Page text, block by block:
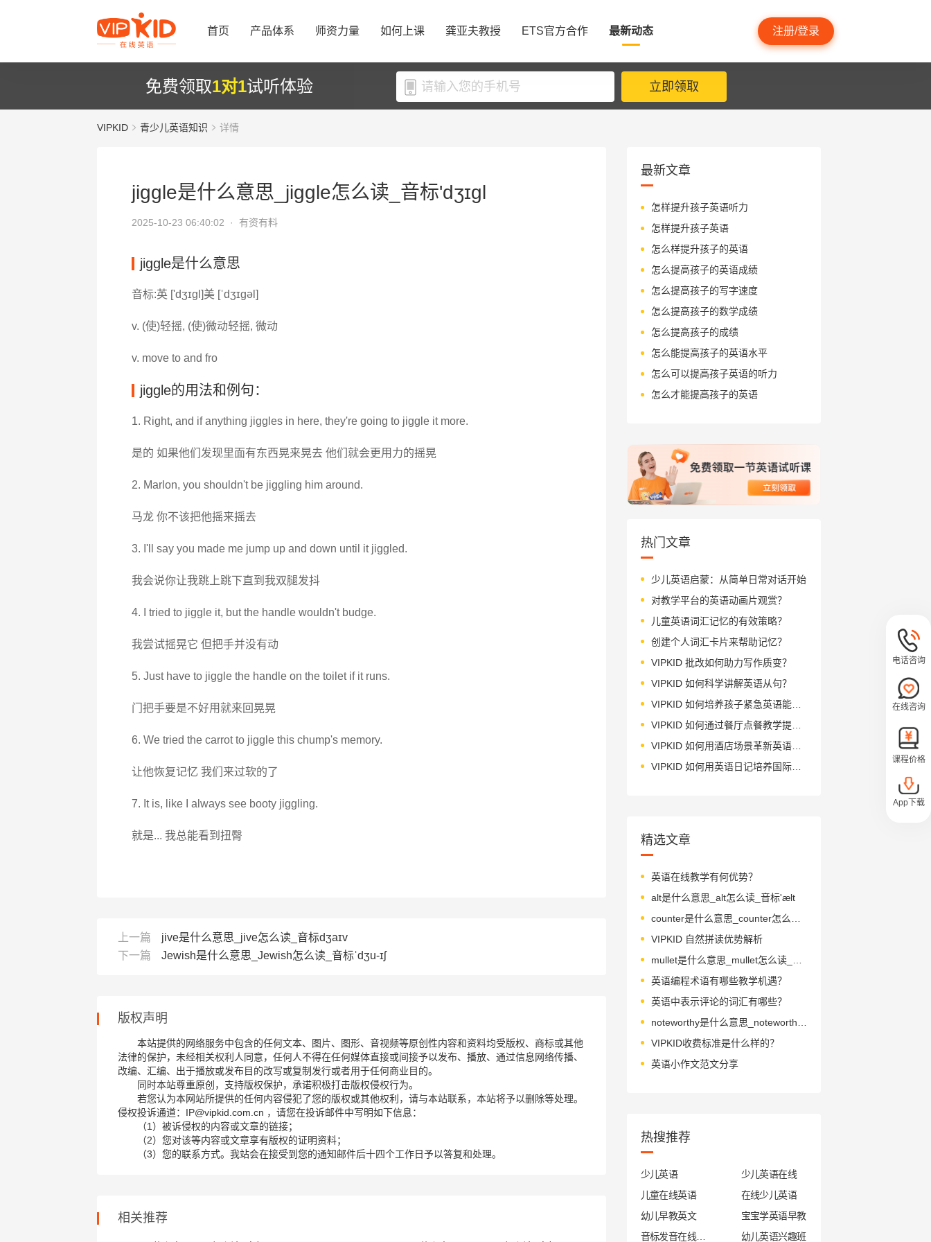
首页 产品体系 师资力量 如何上课 龚亚夫教授 ETS官方合作 最新动态 注册/登录
免费领取1对1试听体验 立即领取
VIPKID 青少儿英语知识 详情
jiggle是什么意思_jiggle怎么读_音标'dʒɪɡl
2025-10-23 06:40:02 · 有资有料
jiggle是什么意思
音标:英 ['dʒɪɡl]美 [ˈdʒɪɡəl]
v. (使)轻摇, (使)微动轻摇, 微动
v. move to and fro
jiggle的用法和例句：
1. Right, and if anything jiggles in here, they're going to jiggle it more.
是的 如果他们发现里面有东西晃来晃去 他们就会更用力的摇晃
2. Marlon, you shouldn't be jiggling him around.
马龙 你不该把他摇来摇去
3. I'll say you made me jump up and down until it jiggled.
我会说你让我跳上跳下直到我双腿发抖
4. I tried to jiggle it, but the handle wouldn't budge.
我尝试摇晃它 但把手并没有动
5. Just have to jiggle the handle on the toilet if it runs.
门把手要是不好用就来回晃晃
6. We tried the carrot to jiggle this chump's memory.
让他恢复记忆 我们来过软的了
7. It is, like I always see booty jiggling.
就是... 我总能看到扭臀
上一篇
jive是什么意思_jive怎么读_音标dʒaɪv
下一篇
Jewish是什么意思_Jewish怎么读_音标ˈdʒu-ɪʃ
版权声明
本站提供的网络服务中包含的任何文本、图片、图形、音视频等原创性内容和资料均受版权、商标或其他
法律的保护，未经相关权利人同意，任何人不得在任何媒体直接或间接予以发布、播放、通过信息网络传播、
改编、汇编、出于播放或发布目的改写或复制发行或者用于任何商业目的。
同时本站尊重原创，支持版权保护，承诺积极打击版权侵权行为。
若您认为本网站所提供的任何内容侵犯了您的版权或其他权利，请与本站联系，本站将予以删除等处理。
侵权投诉通道：IP@vipkid.com.cn ，请您在投诉邮件中写明如下信息：
（1）被诉侵权的内容或文章的链接；
（2）您对该等内容或文章享有版权的证明资料；
（3）您的联系方式。我站会在接受到您的通知邮件后十四个工作日予以答复和处理。
相关推荐
最新文章
怎样提升孩子英语听力
怎样提升孩子英语
怎么样提升孩子的英语
怎么提高孩子的英语成绩
怎么提高孩子的写字速度
怎么提高孩子的数学成绩
怎么提高孩子的成绩
怎么能提高孩子的英语水平
怎么可以提高孩子英语的听力
怎么才能提高孩子的英语
热门文章
少儿英语启蒙：从简单日常对话开始
对教学平台的英语动画片观赏？
儿童英语词汇记忆的有效策略？
创建个人词汇卡片来帮助记忆？
VIPKID 批改如何助力写作质变？
VIPKID 如何科学讲解英语从句？
VIPKID 如何培养孩子紧急英语能力？
VIPKID 如何通过餐厅点餐教学提升少儿英语应用能力？
VIPKID 如何用酒店场景革新英语教学？
VIPKID 如何用英语日记培养国际化人才？
精选文章
英语在线教学有何优势？
alt是什么意思_alt怎么读_音标'ælt
VIPKID 自然拼读优势解析
英语编程术语有哪些教学机遇？
英语中表示评论的词汇有哪些？
VIPKID收费标准是什么样的？
英语小作文范文分享
热搜推荐
少儿英语
少儿英语在线
儿童在线英语
在线少儿英语
幼儿早教英文
宝宝学英语早教
幼儿英语兴趣班
电话咨询
在线咨询
课程价格
App下载